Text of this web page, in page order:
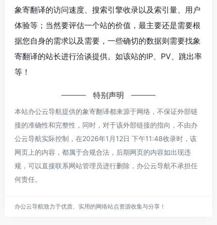
象寄翻译的访问速度、搜索引擎收录以及索引量、用户
体验等；当然要评估一个站的价值，最主要还是需要根
据您自身的需求以及需要，一些确切的数据则需要找象
寄翻译的站长进行洽谈提供。如该站的IP、PV、跳出率
等！
特别声明
本站办公云导航提供的象寄翻译都来源于网络，不保证外部链
接的准确性和完整性，同时，对于该外部链接的指向，不由办
公云导航实际控制，在2026年1月12日 下午11:48收录时，该
网页上的内容，都属于合规合法，后期网页的内容如出现违
规，可以直接联系网站管理员进行删除，办公云导航不承担任
何责任。
办公云导航致力于优质、实用的网络站点资源收集与分享！